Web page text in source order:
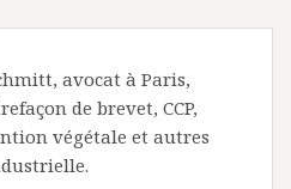
avocat à Paris,
de brevet, CCP,
végétale et autres